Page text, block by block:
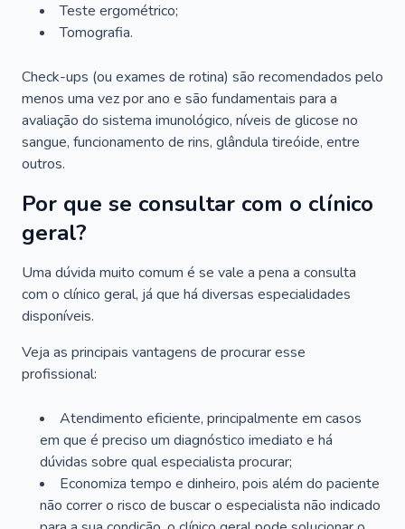
Teste ergométrico;
Tomografia.
Check-ups (ou exames de rotina) são recomendados pelo
menos uma vez por ano e são fundamentais para a
avaliação do sistema imunológico, níveis de glicose no
sangue, funcionamento de rins, glândula tireóide, entre
outros.
Por que se consultar com o clínico
geral?
Uma dúvida muito comum é se vale a pena a consulta
com o clínico geral, já que há diversas especialidades
disponíveis.
Veja as principais vantagens de procurar esse
profissional:
Atendimento eficiente, principalmente em casos
em que é preciso um diagnóstico imediato e há
dúvidas sobre qual especialista procurar;
Economiza tempo e dinheiro, pois além do paciente
não correr o risco de buscar o especialista não indicado